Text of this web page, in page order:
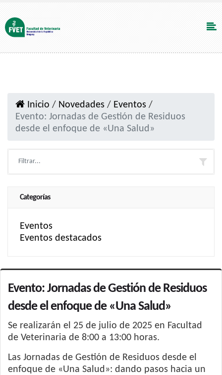
Inicio / Novedades / Eventos /
Evento: Jornadas de Gestión de Residuos
desde el enfoque de «Una Salud»
Categorías
Eventos
Eventos destacados
Evento: Jornadas de Gestión de Residuos
desde el enfoque de «Una Salud»
Se realizarán el 25 de julio de 2025 en Facultad
de Veterinaria de 8:00 a 13:00 horas.
Las Jornadas de Gestión de Residuos desde el
enfoque de «Una Salud»: dando pasos hacia un